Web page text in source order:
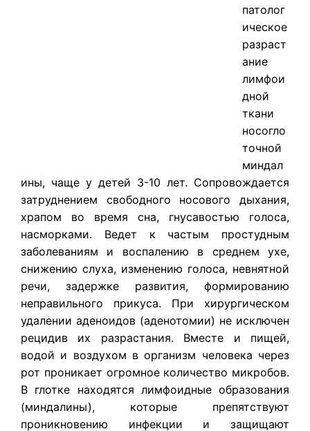
патолог
ическое
разраст
ание
лимфои
дной
ткани
носогло
точной
миндал
ины, чаще у детей 3-10 лет. Сопровождается
затруднением свободного носового дыхания,
храпом во время сна, гнусавостью голоса,
насморками. Ведет к частым простудным
заболеваниям и воспалению в среднем ухе,
снижению слуха, изменению голоса, невнятной
речи, задержке развития, формированию
неправильного прикуса. При хирургическом
удалении аденоидов (аденотомии) не исключен
рецидив их разрастания. Вместе и пищей,
водой и воздухом в организм человека через
рот проникает огромное количество микробов.
В глотке находятся лимфоидные образования
(миндалины), которые препятствуют
проникновению инфекции и защищают